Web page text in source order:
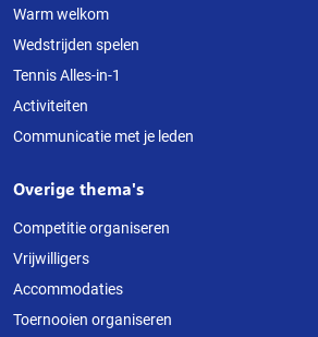
Warm welkom
Wedstrijden spelen
Tennis Alles-in-1
Activiteiten
Communicatie met je leden
Overige thema's
Competitie organiseren
Vrijwilligers
Accommodaties
Toernooien organiseren